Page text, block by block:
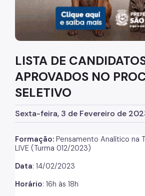
Infraestrutura
Agendamento de Salas
Dúvidas Frequentes
Formações da EMASP
Formações Oferecidas
Inscrições Abertas
Como se Inscrever
LISTA DE
APROVADOS NO
SELETIVO
Sexta-feira, 3 de Fevereiro de
Formação: Pensamento Analítico na
LIVE (Turma 012/2023)
Data: 14/02/2023
Horário: 16h às 18h